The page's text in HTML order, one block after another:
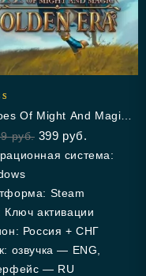
5
Of Might And Magic:
Era
руб. 399 руб.
система:
Steam
Ключ активации
Россия + СНГ
озвучка — ENG,
— RU